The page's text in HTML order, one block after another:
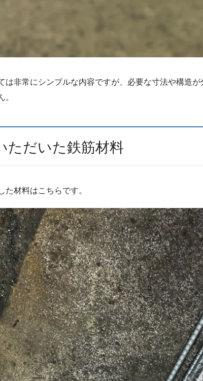
は非常にシンプルな内容ですが、必要な寸法や構造
。
ただいた鉄筋材料
た材料はこちらです。